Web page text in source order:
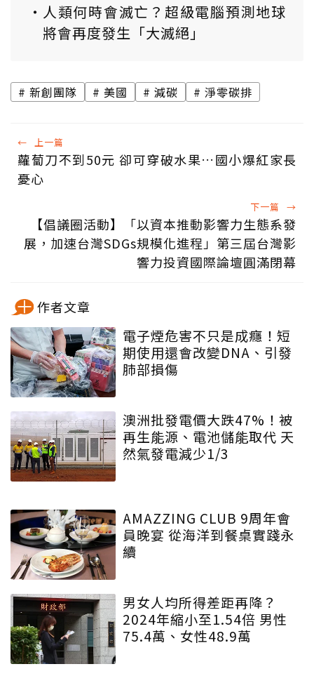
人類何時會滅亡？超級電腦預測地球
將會再度發生「大滅絕」
新創團隊 美國 減碳 淨零碳排
← 上一篇
蘿蔔刀不到50元 卻可穿破水果…國小爆紅家長
憂心
下一篇 →
【倡議圈活動】「以資本推動影響力生態系發
展，加速台灣SDGs規模化進程」第三屆台灣影
響力投資國際論壇圓滿閉幕
作者文章
電子煙危害不只是成癮！短
期使用還會改變DNA、引發
肺部損傷
澳洲批發電價大跌47%！被
再生能源、電池儲能取代 天
然氣發電減少1/3
AMAZZING CLUB 9周年會
員晚宴 從海洋到餐桌實踐永
續
男女人均所得差距再降？
2024年縮小至1.54倍 男性
75.4萬、女性48.9萬